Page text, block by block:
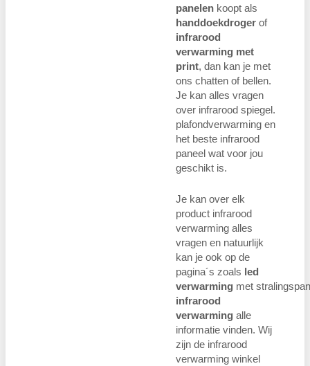
panelen koopt als
handdoekdroger of
infrarood
verwarming met
print, dan kan je met
ons chatten of bellen.
Je kan alles vragen
over infrarood spiegel.
plafondverwarming en
het beste infrarood
paneel wat voor jou
geschikt is.
Je kan over elk
product infrarood
verwarming alles
vragen en natuurlijk
kan je ook op de
pagina´s zoals led
verwarming met
infrarood
verwarming alle
informatie vinden. Wij
zijn de infrarood
verwarming winkel